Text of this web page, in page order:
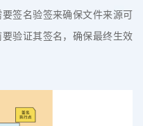
签名验签来确保文件来源可
验证其签名，确保最终生效